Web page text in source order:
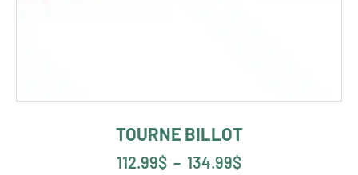
TOURNE BILLOT
112.99$ – 134.99$